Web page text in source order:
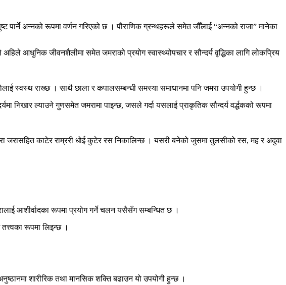
पार्ने अन्नको रूपमा वर्णन गरिएको छ । पौराणिक ग्रन्थहरूले समेत जौँलाई “अन्नको राजा” मानेका
आधुनिक जीवनशैलीमा समेत जमराको प्रयोग स्वास्थ्योपचार र सौन्दर्य वृद्धिका लागि लोकप्रिय
स्वस्थ राख्छ । साथै छाला र कपालसम्बन्धी समस्या समाधानमा पनि जमरा उपयोगी हुन्छ ।
निखार ल्याउने गुणसमेत जमरामा पाइन्छ, जसले गर्दा यसलाई प्राकृतिक सौन्दर्य वर्द्धकको रूपमा
जरासहित काटेर राम्ररी धोई कुटेर रस निकालिन्छ । यसरी बनेको जुसमा तुलसीको रस, मह र अदुवा
आशीर्वादका रूपमा प्रयोग गर्ने चलन यसैसँग सम्बन्धित छ ।
रूपमा लिइन्छ ।
शारीरिक तथा मानसिक शक्ति बढाउन यो उपयोगी हुन्छ ।